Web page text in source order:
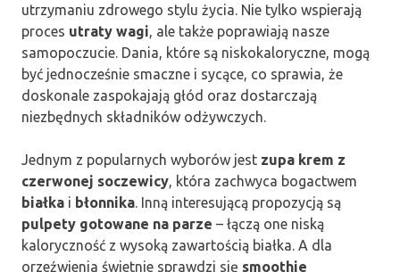
utrzymaniu zdrowego stylu życia. Nie tylko wspierają
proces utraty wagi, ale także poprawiają nasze
samopoczucie. Dania, które są niskokaloryczne, mogą
być jednocześnie smaczne i sycące, co sprawia, że
doskonale zaspokajają głód oraz dostarczają
niezbędnych składników odżywczych.
Jednym z popularnych wyborów jest zupa krem z
czerwonej soczewicy, która zachwyca bogactwem
białka i błonnika. Inną interesującą propozycją są
pulpety gotowane na parze – łączą one niską
kaloryczność z wysoką zawartością białka. A dla
orzeźwienia świetnie sprawdzi się smoothie